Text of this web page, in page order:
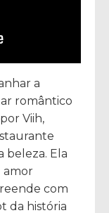
a
romântico
Viih,
beleza. Ela
amor
com
da história